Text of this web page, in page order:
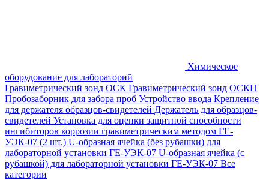
Химическое
оборудование для лабораторий
Гравиметрический зонд ОСК Гравиметрический зонд ОСКЦ
Пробозаборник для забора проб Устройство ввода Крепление
для держателя образцов-свидетелей Держатель для образцов-
свидетелей Установка для оценки защитной способности
ингибиторов коррозии гравиметрическим методом ГЕ-
УЭК-07 (2 шт.) U-образная ячейка (без рубашки) для
лабораторной установки ГЕ-УЭК-07 U-образная ячейка (с
рубашкой) для лабораторной установки ГЕ-УЭК-07 Все
категории